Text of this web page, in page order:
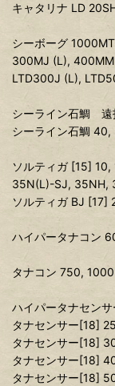
キャタリナ LD
シーボーグ
300MJ (L),
LTD300J (L),
シーライン石鯛 遠
シーライン石鯛 40,
ソルティガ [15]
35N(L)-SJ, 35NH,
ソルティガ BJ [17]
ハイパータナコン
タナコン 750, 1000
ハイパータナセン
タナセンサー[18]
タナセンサー[18]
タナセンサー[18]
タナセンサー[18]